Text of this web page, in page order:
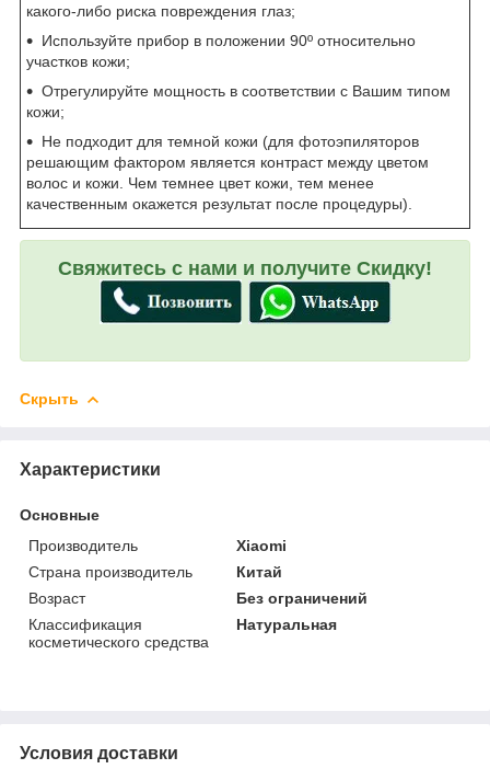
какого-либо риска повреждения глаз;
Используйте прибор в положении 90º относительно
участков кожи;
Отрегулируйте мощность в соответствии с Вашим типом
кожи;
Не подходит для темной кожи (для фотоэпиляторов
решающим фактором является контраст между цветом
волос и кожи. Чем темнее цвет кожи, тем менее
качественным окажется результат после процедуры).
Свяжитесь с нами и получите Скидку!
Скрыть
Характеристики
Основные
Производитель
Xiaomi
Страна производитель
Китай
Возраст
Без ограничений
Классификация
косметического средства
Натуральная
Условия доставки